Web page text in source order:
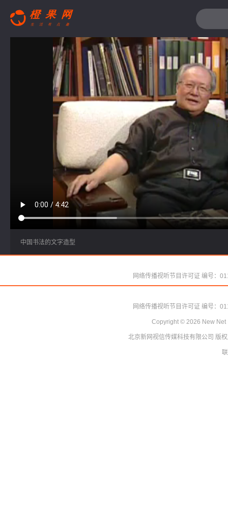
搜索关键词
中国书法的文字造型
网络传播视听节目许可证 编号：
Copyright ©2026 New
北京新网视信传媒科技有限公司版
网络传播视听节目许可证 编号：
北京新网视信传媒科技有限公司版